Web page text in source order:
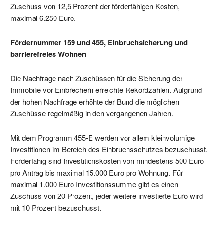
Zuschuss von 12,5 Prozent der förderfähigen Kosten,
maximal 6.250 Euro.
Fördernummer 159 und 455, Einbruchsicherung und
barrierefreies Wohnen
Die Nachfrage nach Zuschüssen für die Sicherung der
Immobilie vor Einbrechern erreichte Rekordzahlen. Aufgrund
der hohen Nachfrage erhöhte der Bund die möglichen
Zuschüsse regelmäßig in den vergangenen Jahren.
Mit dem Programm 455-E werden vor allem kleinvolumige
Investitionen im Bereich des Einbruchsschutzes bezuschusst.
Förderfähig sind Investitionskosten von mindestens 500 Euro
pro Antrag bis maximal 15.000 Euro pro Wohnung. Für
maximal 1.000 Euro Investitionssumme gibt es einen
Zuschuss von 20 Prozent, jeder weitere investierte Euro wird
mit 10 Prozent bezuschusst.